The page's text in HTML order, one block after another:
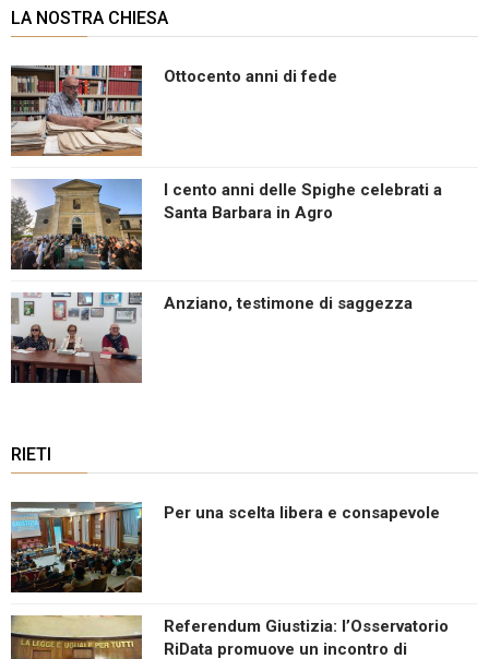
LA NOSTRA CHIESA
Ottocento anni di fede
I cento anni delle Spighe celebrati a
Santa Barbara in Agro
Anziano, testimone di saggezza
RIETI
Per una scelta libera e consapevole
Referendum Giustizia: l’Osservatorio
RiData promuove un incontro di